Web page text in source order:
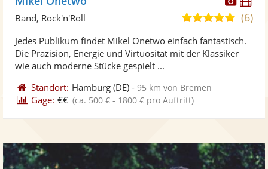
Fotos
5,0
5
(6)
Band, Rock'n'Roll
Jedes Publikum findet Mikel Onetwo einfach fantastisch.
Die Präzision, Energie und Virtuosität mit der Klassiker
wie auch moderne Stücke gespielt ...
Standort: Hamburg (DE) -95 km von Bremen
Gage: €€ (ca. 500 € - 1800 € pro Auftritt)